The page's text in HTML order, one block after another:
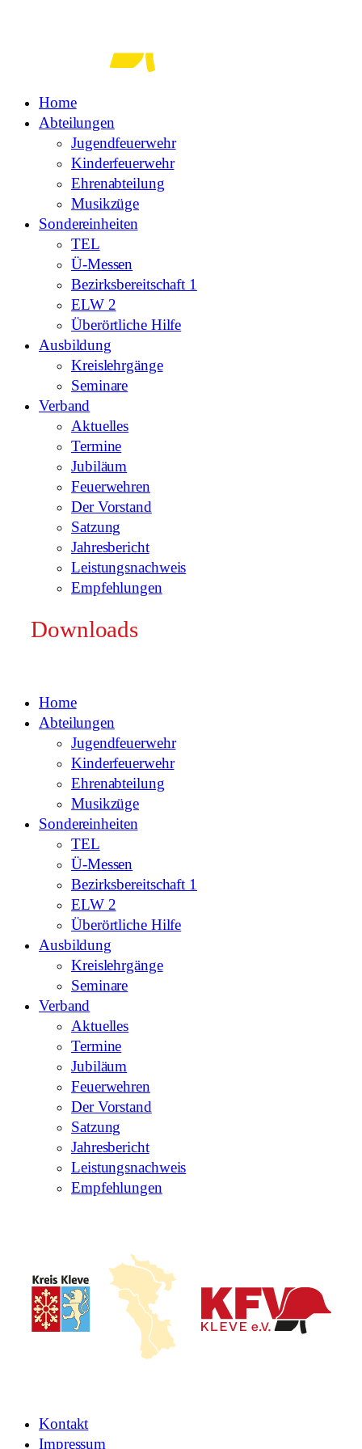
Home
Abteilungen
Jugendfeuerwehr
Kinderfeuerwehr
Ehrenabteilung
Musikzüge
Sondereinheiten
TEL
Ü-Messen
Bezirksbereitschaft 1
ELW 2
Überörtliche Hilfe
Ausbildung
Kreislehrgänge
Seminare
Verband
Aktuelles
Termine
Jubiläum
Feuerwehren
Der Vorstand
Satzung
Jahresbericht
Leistungsnachweis
Empfehlungen
Downloads
Home
Abteilungen
Jugendfeuerwehr
Kinderfeuerwehr
Ehrenabteilung
Musikzüge
Sondereinheiten
TEL
Ü-Messen
Bezirksbereitschaft 1
ELW 2
Überörtliche Hilfe
Ausbildung
Kreislehrgänge
Seminare
Verband
Aktuelles
Termine
Jubiläum
Feuerwehren
Der Vorstand
Satzung
Jahresbericht
Leistungsnachweis
Empfehlungen
Kontakt
Impressum